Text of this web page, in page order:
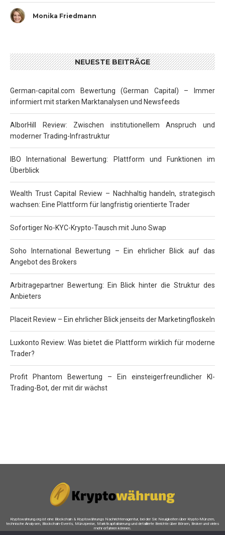
Monika Friedmann
NEUESTE BEITRÄGE
German-capital.com Bewertung (German Capital) – Immer
informiert mit starken Marktanalysen und Newsfeeds
AlborHill Review: Zwischen institutionellem Anspruch und
moderner Trading-Infrastruktur
IBO International Bewertung: Plattform und Funktionen im
Überblick
Wealth Trust Capital Review – Nachhaltig handeln, strategisch
wachsen: Eine Plattform für langfristig orientierte Trader
Sofortiger No-KYC-Krypto-Tausch mit Juno Swap
Soho International Bewertung – Ein ehrlicher Blick auf das
Angebot des Brokers
Arbitragepartner Bewertung: Ein Blick hinter die Struktur des
Anbieters
Placeit Review – Ein ehrlicher Blick jenseits der Marketingfloskeln
Luxkonto Review: Was bietet die Plattform wirklich für moderne
Trader?
Profit Phantom Bewertung – Ein einsteigerfreundlicher KI-
Trading-Bot, der mit dir wächst
Kryptowahrung.org ist eine Blockchain & Kryptowährungs Nachrichtenagentur, bei der Sie Neuigkeiten über Krypto-Münzen,
technische Analysen, Blockchain-Events, Münzpreise, Marktkapitalisierung und detaillierte Berichte über Börsen, Broker und vieles
mehr erfahren können.